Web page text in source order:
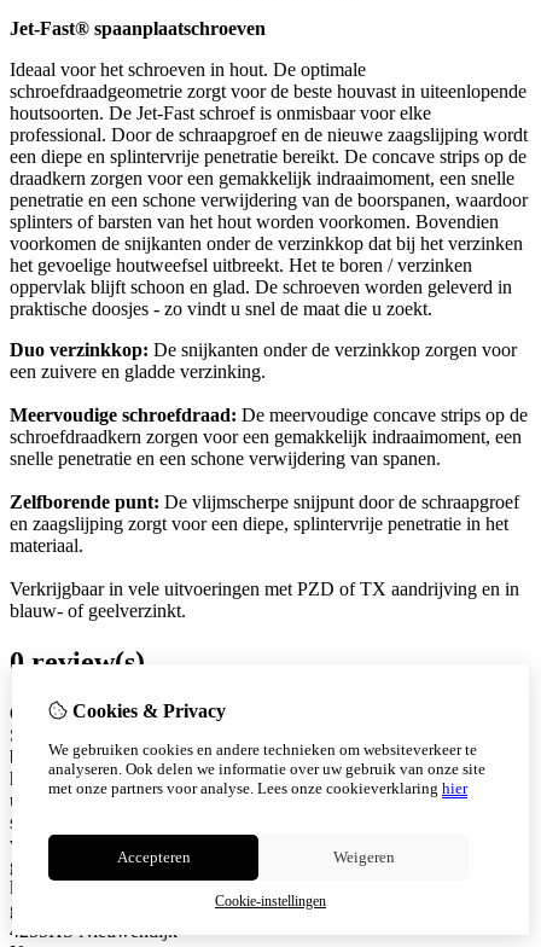
Jet-Fast® spaanplaatschroeven
Ideaal voor het schroeven in hout. De optimale
schroefdraadgeometrie zorgt voor de beste houvast in uiteenlopende
houtsoorten. De Jet-Fast schroef is onmisbaar voor elke
professional. Door de schraapgroef en de nieuwe zaagslijping wordt
een diepe en splintervrije penetratie bereikt. De concave strips op de
draadkern zorgen voor een gemakkelijk indraaimoment, een snelle
penetratie en een schone verwijdering van de boorspanen, waardoor
splinters of barsten van het hout worden voorkomen. Bovendien
voorkomen de snijkanten onder de verzinkkop dat bij het verzinken
het gevoelige houtweefsel uitbreekt. Het te boren / verzinken
oppervlak blijft schoon en glad. De schroeven worden geleverd in
praktische doosjes - zo vindt u snel de maat die u zoekt.
Duo verzinkkop: De snijkanten onder de verzinkkop zorgen voor
een zuivere en gladde verzinking.
Meervoudige schroefdraad: De meervoudige concave strips op de
schroefdraadkern zorgen voor een gemakkelijk indraaimoment, een
snelle penetratie en een schone verwijdering van spanen.
Zelfborende punt: De vlijmscherpe snijpunt door de schraapgroef
en zaagslijping zorgt voor een diepe, splintervrije penetratie in het
materiaal.
Verkrijgbaar in vele uitvoeringen met PZD of TX aandrijving en in
blauw- of geelverzinkt.
0 review(s)
Over Schroefwebshop.nl
Schroefwebshop.nl is jouw online specialist in (rvs) schroeven en
bevestigingsmaterialen. Wij leveren hoogwaardige producten voor
hout en bouwconstructies, met snelle levering, scherpe prijzen en
uitstekende service. Ons assortiment bestaat onder andere uit (rvs)
spaanplaatschroeven, vlonderschroeven, (rvs) tellerkopschroeven
voor hout, beton en gevel. Alle producten zijn zorgvuldig
geselecteerd en geschikt voor professioneel gebruik. Bij ons staat
kwaliteit en klanttevredenheid centraal. Snel geleverd. Eerlijk
geprijsd. Betrouwbaar bevestigd. KVK: 94053340 Snijderstraat 2a
4255HS Nieuwendijk
Cookies & Privacy
We gebruiken cookies en andere technieken om websiteverkeer te
analyseren. Ook delen we informatie over uw gebruik van onze site
met onze partners voor analyse. Lees onze cookieverklaring hier
Accepteren Weigeren
Cookie-instellingen